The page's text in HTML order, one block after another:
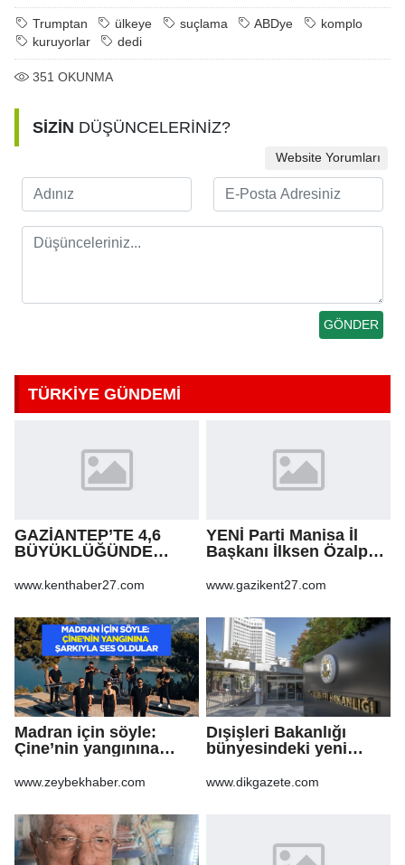
Trumptan ülkeye suçlama ABDye
komplo
kuruyorlar
dedi
351 OKUNMA
SİZİN DÜŞÜNCELERİNİZ?
Website Yorumları
TÜRKİYE GÜNDEMİ
GAZİANTEP’TE 4,6
BÜYÜKLÜĞÜNDE
www.kenthaber27.com
YENİ Parti Manisa İl
Başkanı İlksen Özalper
www.gazikent27.com
Madran için söyle:
Çine’nin yangınına
www.zeybekhaber.com
Dışişleri Bakanlığı
bünyesindeki yeni
Gazete'de
www.dikgazete.com